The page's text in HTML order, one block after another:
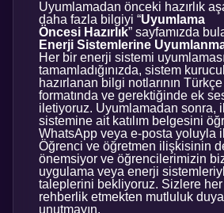
Uyumlamadan önceki hazırlık
daha fazla bilgiyi “Uyumlama
Öncesi Hazırlık” sayfamızda
Enerji Sistemlerine
Her bir enerji sistemi
tamamladığınızda, sistem
hazırlanan bilgi notlarının
formatında ve gerektiğinde ek
iletiyoruz. Uyumlamadan sonra,
sistemine ait katılım belgesini
WhatsApp veya e-posta yoluyla
Öğrenci ve öğretmen ilişkisinin
önemsiyor ve öğrencilerimizin
uygulama veya enerji
taleplerini bekliyoruz. Sizlere her
rehberlik etmekten mutluluk
unutmayın.